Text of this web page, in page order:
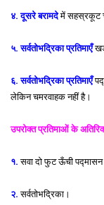
४. दूसरे बरामदेमें सहस्रकूट
५. सर्वतोभद्रिका प्रतिमाएँ
६. सर्वतोभद्रिका प्रतिमाएँ
लेकिन चमरवाहक नहीं है।
उपरोक्त प्रतिमाओं के
१. सवा दो फुट ऊँची पद्मासन
२.सर्वतोभद्रिका।